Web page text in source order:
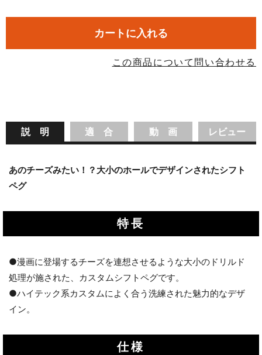
カートに入れる
この商品について問い合わせる
説 明 適 合 動 画 レビュー
あのチーズみたい！？大小のホールでデザインされたシフト
ペグ
特長
●漫画に登場するチーズを連想させるような大小のドリルド
処理が施された、カスタムシフトペグです。
●ハイテック系カスタムによく合う洗練された魅力的なデザ
イン。
仕様